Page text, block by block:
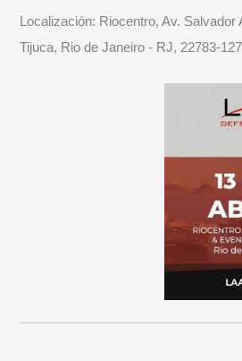
Localización: Riocentro, Av. Salvador
Tijuca, Rio de Janeiro - RJ, 22783-127